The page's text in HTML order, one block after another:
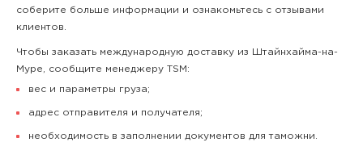
соберите больше информации и ознакомьтесь с отзывами
клиентов.
Чтобы заказать международную доставку из Штайнхайма-на-
Муре, сообщите менеджеру TSM:
вес и параметры груза;
адрес отправителя и получателя;
необходимость в заполнении документов для таможни.